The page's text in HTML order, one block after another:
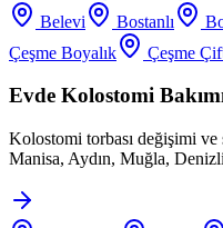
Belevi
Bostanlı
Çeşme Boyalık
Çeşme
Evde Kolostomi
Kolostomi torbası değişimi
Manisa, Aydın, Muğla,